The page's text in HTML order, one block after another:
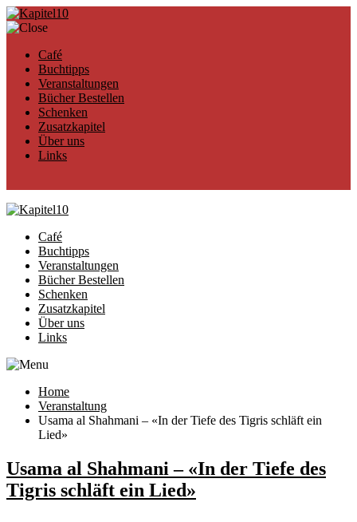
Café
Buchtipps
Veranstaltungen
Bücher Bestellen
Schenken
Zusatzkapitel
Über uns
Links
Café
Buchtipps
Veranstaltungen
Bücher Bestellen
Schenken
Zusatzkapitel
Über uns
Links
Home
Veranstaltung
Usama al Shahmani – «In der Tiefe des Tigris schläft ein
Lied»
Usama al Shahmani – «In der Tiefe des
Tigris schläft ein Lied»